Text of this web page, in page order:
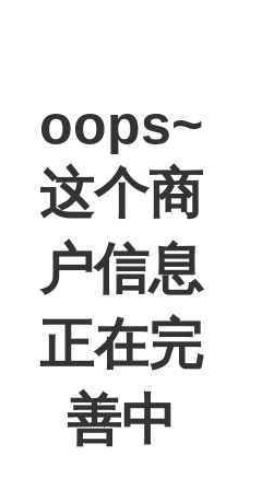
oops~
这个商
户信息
正在完
善中